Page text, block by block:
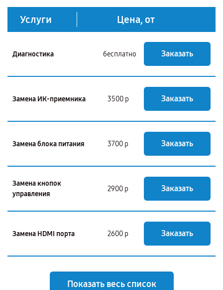
Услуги Цена, от
Диагностика бесплатно Заказать
Замена ИК-приемника 3500 р Заказать
Замена блока питания 3700 р Заказать
Замена кнопок
управления
2900 р Заказать
Замена HDMI порта 2600 р Заказать
Показать весь список